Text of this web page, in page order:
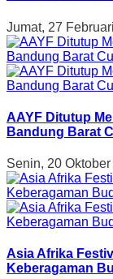
Jumat, 27
AAYF Ditutup
Bandung Barat
Senin, 20
Asia Afrika
Keberagaman